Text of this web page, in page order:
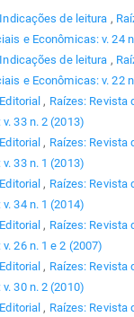
Indicações de leitura ,
e Econômicas: v. 24
Indicações de leitura ,
e Econômicas: v. 22
Editorial , Raízes: Revista
33 n. 2 (2013)
Editorial , Raízes: Revista
33 n. 1 (2013)
Editorial , Raízes: Revista
34 n. 1 (2014)
Editorial , Raízes: Revista
26 n. 1 e 2 (2007)
Editorial , Raízes: Revista
30 n. 2 (2010)
Editorial , Raízes: Revista